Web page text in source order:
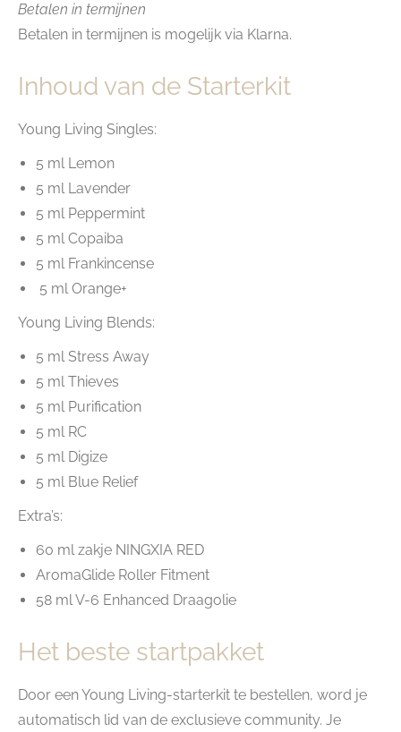
Betalen in termijnen
Betalen in termijnen is mogelijk via Klarna.
Inhoud van de Starterkit
Young Living Singles:
5 ml Lemon
5 ml Lavender
5 ml Peppermint
5 ml Copaiba
5 ml Frankincense
5 ml Orange+
Young Living Blends:
5 ml Stress Away
5 ml Thieves
5 ml Purification
5 ml RC
5 ml Digize
5 ml Blue Relief
Extra’s:
60 ml zakje NINGXIA RED
AromaGlide Roller Fitment
58 ml V-6 Enhanced Draagolie
Het beste startpakket
Door een Young Living-starterkit te bestellen, word je
automatisch lid van de exclusieve community. Je